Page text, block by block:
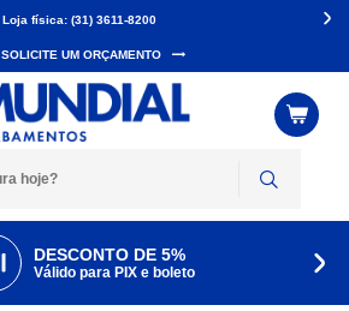
Loja física: (31) 3611-8200
SOLICITE UM ORÇAMENTO
DESCONTO DE 5%
Válido para PIX e boleto